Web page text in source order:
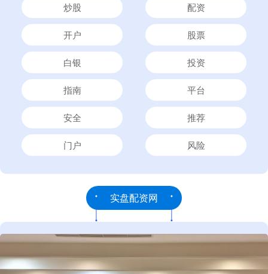
炒股 配资
开户 股票
白银 投资
指南 平台
安全 推荐
门户 风险
实盘配资网